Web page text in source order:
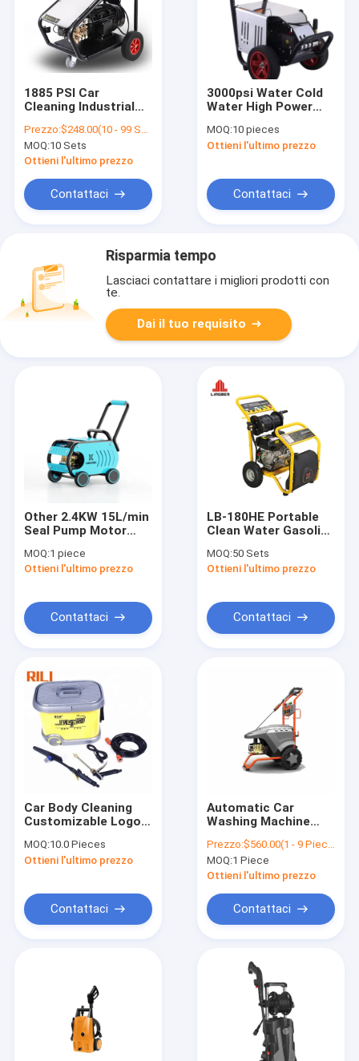
Chi siamo
Contattaci
1885 PSI Car
Cleaning Industrial
With Pressure Seal
Pipe Pressure
Washer Car
Prezzo:$248.00(10 - 99 Sets) $245.00(100 - 299 Sets) $240.00(>=300 Sets)
MOQ:10 Sets
Ottieni l'ultimo prezzo
Contattaci
3000psi Water Cold
Water High Power
Quality Car Gasket
MOQ:10 pieces
Ottieni l'ultimo prezzo
Contattaci
Risparmia tempo
Lasciaci contattare i migliori prodotti con
te.
Dai il tuo requisito
Other 2.4KW 15L/min
Seal Pump Motor
Pressure Car Wash
Machine
MOQ:1 piece
Ottieni l'ultimo prezzo
Contattaci
LB-180HE Portable
Clean Water Gasoline
Pressure Washer
86.5*46*58
MOQ:50 Sets
Ottieni l'ultimo prezzo
Contattaci
Car Body Cleaning
Customizable Logo
Equipment For Car
Wash
MOQ:10.0 Pieces
Ottieni l'ultimo prezzo
Contattaci
Automatic Car
Washing Machine
Pressure Washer
Machine 803
Prezzo:$560.00(1 - 9 Pieces) $420.00(>=10 Pieces)
MOQ:1 Piece
Ottieni l'ultimo prezzo
Contattaci